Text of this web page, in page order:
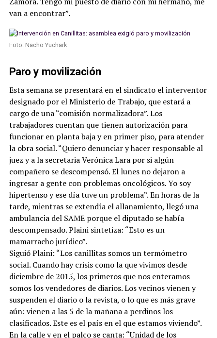
van a encontrar”.
Foto: Nacho Yuchark
Paro y movilización
Esta semana se presentará en el sindicato el interventor
designado por el Ministerio de Trabajo, que estará a
cargo de una “comisión normalizadora”. Los
trabajadores cuentan que tienen autorización para
funcionar en planta baja y en primer piso, para atender
la obra social. “Quiero denunciar y hacer responsable al
juez y a la secretaria Verónica Lara por si algún
compañero se descompensó. El lunes no dejaron a
ingresar a gente con problemas oncológicos. Yo soy
hipertenso y ese día tuve un problema”. En horas de la
tarde, mientras se extendía el allanamiento, llegó una
ambulancia del SAME porque el diputado se había
descompensado. Plaini sintetiza: “Esto es un
mamarracho jurídico”.
Siguió Plaini: “Los canillitas somos un termómetro
social. Cuando hay crisis como la que vivimos desde
diciembre de 2015, los primeros que nos enteramos
somos los vendedores de diarios. Los vecinos vienen y
suspenden el diario o la revista, o lo que es más grave
aún: vienen a las 5 de la mañana a perdinos los
clasificados. Este es el país en el que estamos viviendo”.
En la calle y en el palco se canta: “Unidad de los